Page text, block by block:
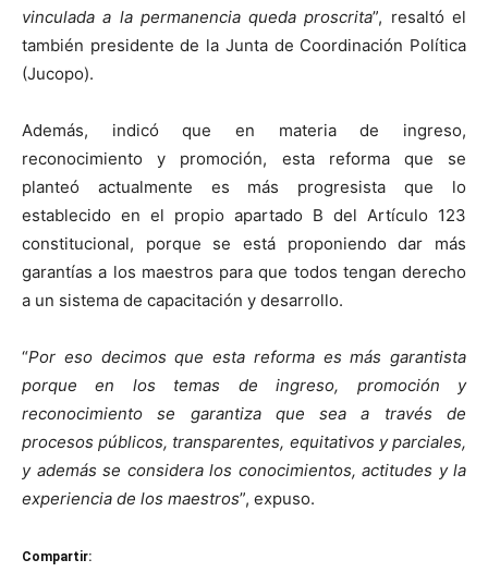
vinculada a la permanencia queda proscrita”, resaltó el
también presidente de la Junta de Coordinación Política
(Jucopo).
Además, indicó que en materia de ingreso,
reconocimiento y promoción, esta reforma que se
planteó actualmente es más progresista que lo
establecido en el propio apartado B del Artículo 123
constitucional, porque se está proponiendo dar más
garantías a los maestros para que todos tengan derecho
a un sistema de capacitación y desarrollo.
“Por eso decimos que esta reforma es más garantista
porque en los temas de ingreso, promoción y
reconocimiento se garantiza que sea a través de
procesos públicos, transparentes, equitativos y parciales,
y además se considera los conocimientos, actitudes y la
experiencia de los maestros”, expuso.
Compartir: